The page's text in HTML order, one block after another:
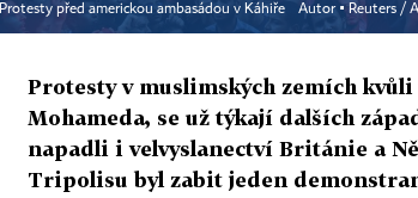
Protesty před americkou ambasádou v Káhiře Autor ▪ Reuters /
Protesty v muslimských zemích
Mohameda, se už týkají dalších
napadli i velvyslanectví Británie a
Tripolisu byl zabit jeden